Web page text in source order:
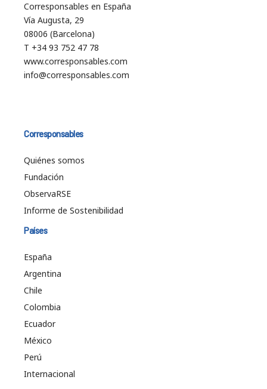
Corresponsables en España
Vía Augusta, 29
08006 (Barcelona)
T +34 93 752 47 78
www.corresponsables.com
info@corresponsables.com
Corresponsables
Quiénes somos
Fundación
ObservaRSE
Informe de Sostenibilidad
Países
España
Argentina
Chile
Colombia
Ecuador
México
Perú
Internacional